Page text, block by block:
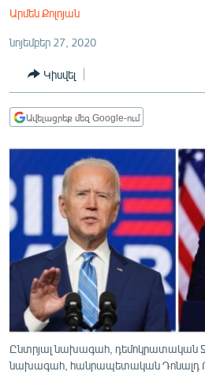
ՏՆՏԵՍՈՒԹՅՈՒՆ
ՂԱՐԱԲԱՂ
ՏԱՐԱԾԱՇՐՋԱՆ
ՄԻՋԱԶԳԱՅԻՆ
ՄՇԱԿՈՒՅԹ
ՍՊՈՐՏ
ՄԵԿՆԱԲԱՆՈՒԹՅՈՒՆ
ՏՏ ԵՒ ԻՆՏԵՐՆԵՏ
ԱՐԽԻՎ
Արմեն Քոլոյան
նոյեմբեր 27, 2020
Կիսվել
Ավելացրեք մեզ Google-ում
Ընտրյալ նախագահ, դեմոկրատական
նախագահ, հանրապետական Դոնալդ